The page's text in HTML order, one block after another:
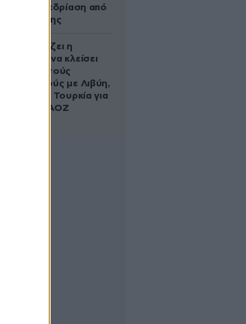
live σε συνεδρίαση από
το μπάνιο της
Πώς σχεδιάζει η
κυβέρνηση να κλείσει
τους ανοιχτούς
λογαριασμούς με Λιβύη,
Αλβανία και Τουρκία για
τη χάραξη ΑΟΖ